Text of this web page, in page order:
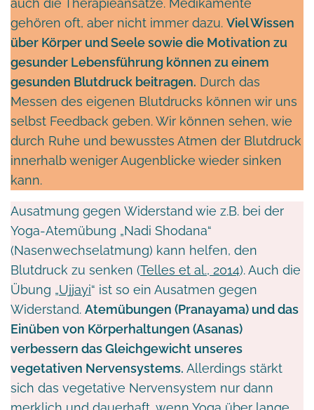
auch die Therapieansätze. Medikamente
gehören oft, aber nicht immer dazu. Viel Wissen
über Körper und Seele sowie die Motivation zu
gesunder Lebensführung können zu einem
gesunden Blutdruck beitragen. Durch das
Messen des eigenen Blutdrucks können wir uns
selbst Feedback geben. Wir können sehen, wie
durch Ruhe und bewusstes Atmen der Blutdruck
innerhalb weniger Augenblicke wieder sinken
kann.
Ausatmung gegen Widerstand wie z.B. bei der
Yoga-Atemübung „Nadi Shodana“
(Nasenwechselatmung) kann helfen, den
Blutdruck zu senken (Telles et al., 2014). Auch die
Übung „Ujjayi“ ist so ein Ausatmen gegen
Widerstand. Atemübungen (Pranayama) und das
Einüben von Körperhaltungen (Asanas)
verbessern das Gleichgewicht unseres
vegetativen Nervensystems. Allerdings stärkt
sich das vegetative Nervensystem nur dann